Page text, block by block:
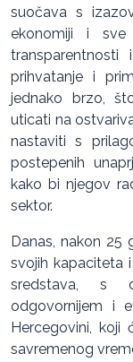
suočava s
ekonomiji i
prihvatanje i
jednako brzo,
uticati na
nastaviti s
postepenih
kako bi njegov
sektor.
Danas, nakon 25
svojih kapaciteta
sredstava, s
odgovornijem i
Hercegovini,
savremenog